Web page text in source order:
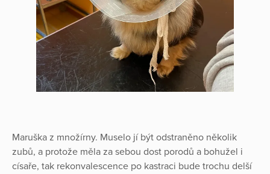
Maruška z množírny. Muselo jí být odstraněno několik
zubů, a protože měla za sebou dost porodů a bohužel i
císaře, tak rekonvalescence po kastraci bude trochu delší